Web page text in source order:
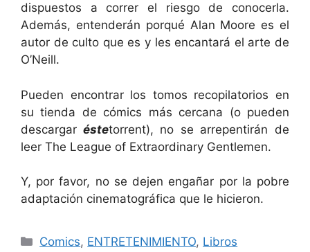
dispuestos a correr el riesgo de conocerla.
Además, entenderán porqué Alan Moore es el
autor de culto que es y les encantará el arte de
O’Neill.
Pueden encontrar los tomos recopilatorios en
su tienda de cómics más cercana (o pueden
descargar éstetorrent), no se arrepentirán de
leer The League of Extraordinary Gentlemen.
Y, por favor, no se dejen engañar por la pobre
adaptación cinematográfica que le hicieron.
Categorías
Comics, ENTRETENIMIENTO, Libros